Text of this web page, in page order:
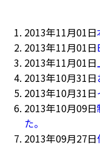
2013年11月01日
2013年11月01日
2013年11月01日
2013年10月31日
2013年10月31日
2013年10月09日
た。
2013年09月27日